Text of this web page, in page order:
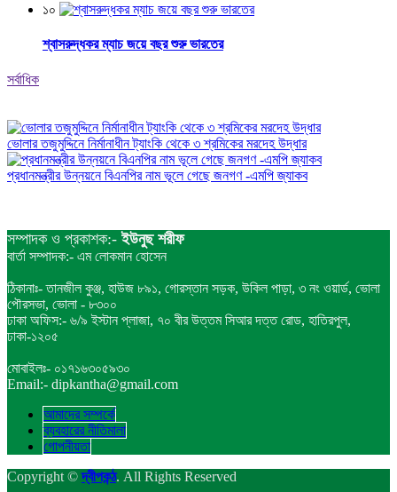
১০
শ্বাসরুদ্ধকর ম্যাচ জয়ে বছর শুরু ভারতের
সর্বাধিক
ভোলার তজুমুদ্দিনে নির্মানাধীন ট্যাংকি থেকে ৩ শ্রমিকের মরদেহ উদ্ধার
প্রধানমন্ত্রীর উন্নয়নে বিএনপির নাম ভূলে গেছে জনগণ -এমপি জ্যাকব
সম্পাদক ও প্রকাশক:-ইউনুছ শরীফ
বার্তা সম্পাদক:- এম লোকমান হোসেন
ঠিকানাঃ- তানজীল কুঞ্জ, হাউজ ৮৯১, গোরস্তান সড়ক, উকিল পাড়া, ৩ নং ওয়ার্ড, ভোলা
পৌরসভা, ভোলা - ৮৩০০
ঢাকা অফিস:- ৬/৯ ইস্টান প্লাজা, ৭০ বীর উত্তম সিআর দত্ত রোড, হাতিরপুল,
ঢাকা-১২০৫
মোবাইলঃ- ০১৭১৬৩০৫৯৩০
Email:- dipkantha@gmail.com
আমাদের সম্পর্কে
ব্যবহারের নীতিমালা
গোপনীয়তা
Copyright ©দ্বীপকন্ঠ. All Rights Reserved